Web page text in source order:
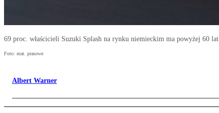
69 proc. właścicieli Suzuki Splash na rynku niemieckim ma powyżej 60 lat
Foto: mat. prasowe
Albert Warner